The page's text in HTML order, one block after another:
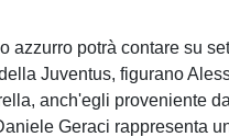
azzurro potrà contare su
Juventus, figurano
anch'egli proveniente
Geraci rappresenta